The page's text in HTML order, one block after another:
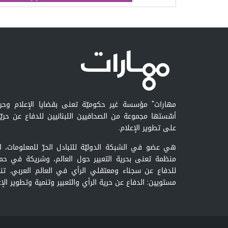
مهارات" مؤسسة غير حكوميّة تعنى بقضايا الإعلام
أسّستها مجموعة من الصحافيين اللبنانيين للدفاع عن
على تطوير الإعلام.
منظمة تعنى بحرية التعبير حول العالم، وشريكة في
للدفاع عن سجناء ومعتقلي الرأي في العالم العربي.
مستويين: الدفاع عن حرية الرأي والتعبير وتنمية وتطوير